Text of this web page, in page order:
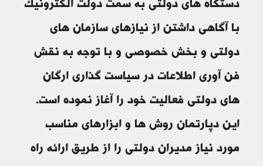
دستگاه های دولتی به سمت دولت الکترونیک
با آگاهی داشتن از نیازهای سازمان های
دولتی و بخش خصوصی و با توجه به نقش
فن آوری اطلاعات در سیاست گذاری ارگان
های دولتی فعالیت خود را آغاز نموده است.
این دپارتمان روش ها و ابزارهای مناسب
مورد نیاز مدیران دولتی را از طریق ارائه راه